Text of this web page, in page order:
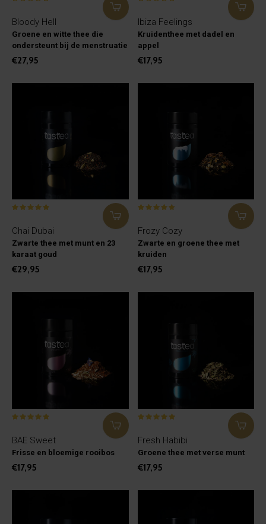
Bloody Hell
Groene en witte thee die
ondersteunt bij de menstruatie
€27,95
Ibiza Feelings
Kruidenthee met dadel en
appel
€17,95
Chai Dubai
Zwarte thee met munt en 23
karaat goud
€29,95
Frozy Cozy
Zwarte en groene thee met
kruiden
€17,95
BAE Sweet
Frisse en bloemige rooibos
€17,95
Fresh Habibi
Groene thee met verse munt
€17,95